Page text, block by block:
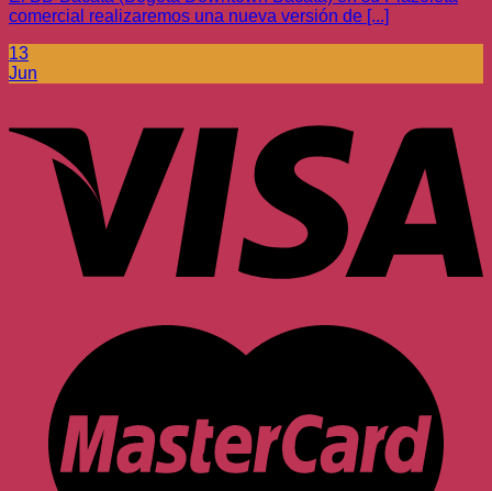
comercial realizaremos una nueva versión de [...]
13
Jun